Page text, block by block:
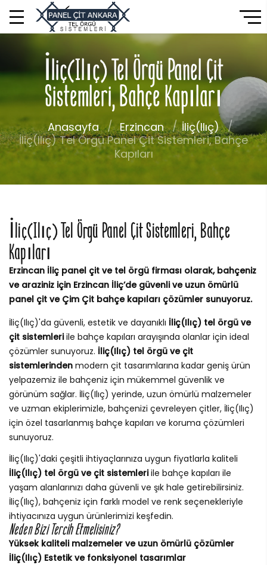
İliç(Ilıç) Tel Örgü Panel Çit
Sistemleri, Bahçe Kapıları
Anasayfa Erzincan
İliç(Ilıç)
İliç(Ilıç) Tel Örgü Panel Çit Sistemleri, Bahçe
Kapıları
İliç(Ilıç) Tel Örgü Panel Çit Sistemleri, Bahçe
Kapıları
Erzincan İliç panel çit ve tel örgü firması olarak, bahçeniz
ve araziniz için Erzincan İliç’de güvenli ve uzun ömürlü
panel çit ve Çim Çit bahçe kapıları çözümler sunuyoruz.
İliç(Ilıç)'da güvenli, estetik ve dayanıklı İliç(Ilıç) tel örgü ve
çit sistemleriile bahçe kapıları arayışında olanlar için ideal
çözümler sunuyoruz. İliç(Ilıç) tel örgü ve çit
sistemlerinden modern çit tasarımlarına kadar geniş ürün
yelpazemiz ile bahçeniz için mükemmel güvenlik ve
görünüm sağlar. İliç(Ilıç) yerinde, uzun ömürlü malzemeler
ve uzman ekiplerimizle, bahçenizi çevreleyen çitler, İliç(Ilıç)
için özel tasarlanmış bahçe kapıları ve koruma çözümleri
sunuyoruz.
İliç(Ilıç)'daki çeşitli ihtiyaçlarınıza uygun fiyatlarla kaliteli
İliç(Ilıç) tel örgü ve çit sistemleriile bahçe kapıları ile
yaşam alanlarınızı daha güvenli ve şık hale getirebilirsiniz.
İliç(Ilıç), bahçeniz için farklı model ve renk seçenekleriyle
ihtiyacınıza uygun ürünlerimizi keşfedin.
Neden Bizi Tercih Etmelisiniz?
Yüksek kaliteli malzemeler ve uzun ömürlü çözümler
İliç(Ilıç) Estetik ve fonksiyonel tasarımlar